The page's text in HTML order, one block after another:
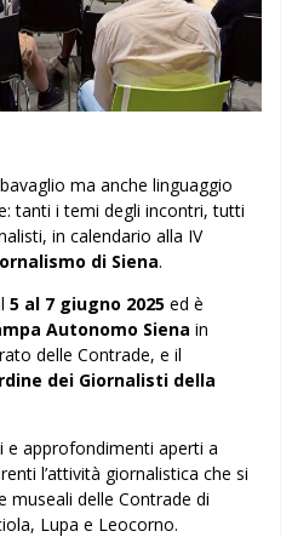
ma anche linguaggio
tanti i temi degli incontri, tutti
in calendario alla IV
di Siena.
5 al 7 giugno 2025 ed è
Autonomo Siena in
delle Contrade, e il
dei Giornalisti della
e approfondimenti aperti a
l’attività giornalistica che si
museali delle Contrade di
Lupa e Leocorno.